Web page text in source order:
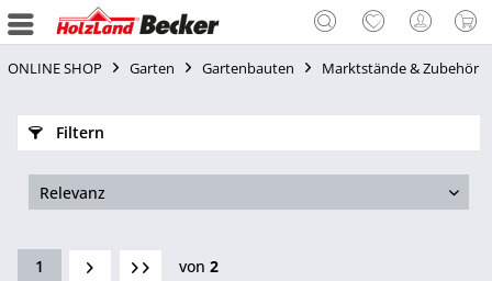
ONLINE SHOP Garten Gartenbauten Marktstände & Zubehör
Filtern
1 von 2